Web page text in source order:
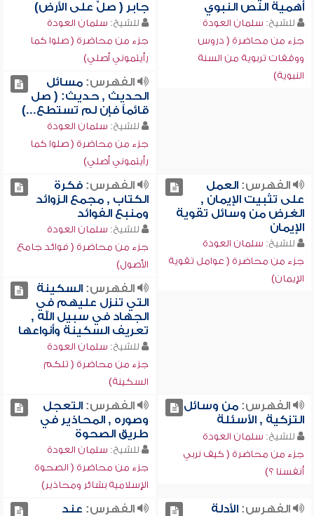
أهمية النص النبوي
للشيخ: سلمان العودة
جزء من محاضرة ( دروس
ووقفات تربوية من السنة
النبوية)
جابر ( صلِّ على الأرض)
للشيخ: سلمان العودة
جزء من محاضرة ( صلوا كما
رأيتموني أصلي)
الفهرس:مسائل
الحديث , حديث: ( صل
قائماً فإن لم تستطع...)
للشيخ: سلمان العودة
جزء من محاضرة ( صلوا كما
رأيتموني أصلي)
الفهرس:العمل
على تثبيت الإيمان ,
الغرض من وسائل تقوية
الإيمان
للشيخ: سلمان العودة
جزء من محاضرة ( عوامل تقوية
الإيمان)
الفهرس:فكرة
الكتاب , مجمع الزوائد
ومنبع الفوائد
للشيخ: سلمان العودة
جزء من محاضرة ( فوائد جامع
الأصول)
الفهرس:السكينة
التي تنزل عليهم في
الجهاد في سبيل الله ,
تعريف السكينة وأنواعها
للشيخ: سلمان العودة
جزء من محاضرة ( تلكم
السكينة)
الفهرس:من وسائل
التزكية , الأسئلة
للشيخ: سلمان العودة
جزء من محاضرة ( كيف نربي
أنفسنا ؟)
الفهرس:التعجل
وصوره , المحاذير في
طريق الصحوة
للشيخ: سلمان العودة
جزء من محاضرة ( الصحوة
الإسلامية بشائر ومحاذير)
الفهرس:الأدلة
الفهرس: عند